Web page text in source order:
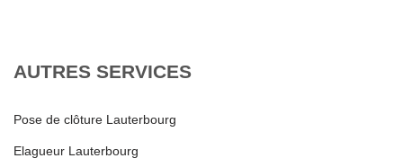
AUTRES SERVICES
Pose de clôture Lauterbourg
Elagueur Lauterbourg